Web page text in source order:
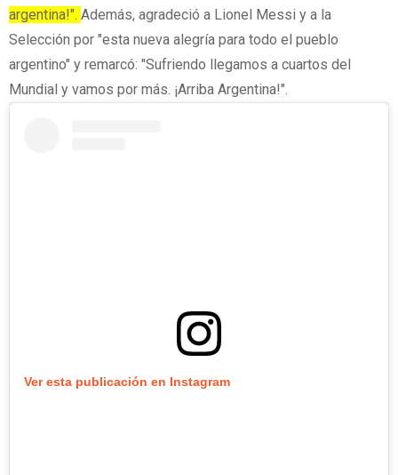
argentina!". Además, agradeció a Lionel Messi y a la
Selección por "esta nueva alegría para todo el pueblo
argentino" y remarcó: "Sufriendo llegamos a cuartos del
Mundial y vamos por más. ¡Arriba Argentina!".
Ver esta publicación en Instagram